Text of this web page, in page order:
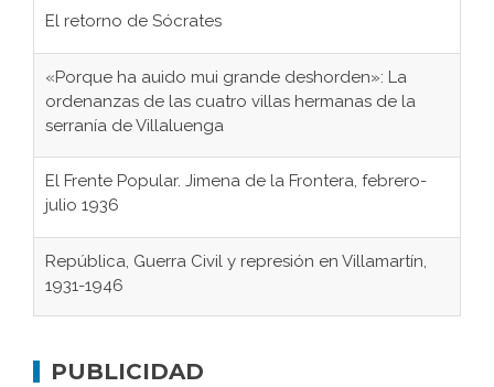
El retorno de Sócrates
«Porque ha auido mui grande deshorden»: La
ordenanzas de las cuatro villas hermanas de la
serranía de Villaluenga
El Frente Popular. Jimena de la Frontera, febrero-
julio 1936
República, Guerra Civil y represión en Villamartín,
1931-1946
PUBLICIDAD